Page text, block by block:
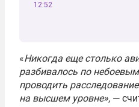
12:52
«Никогда еще столько
разбивалось по
проводить
на высшем уровне», —